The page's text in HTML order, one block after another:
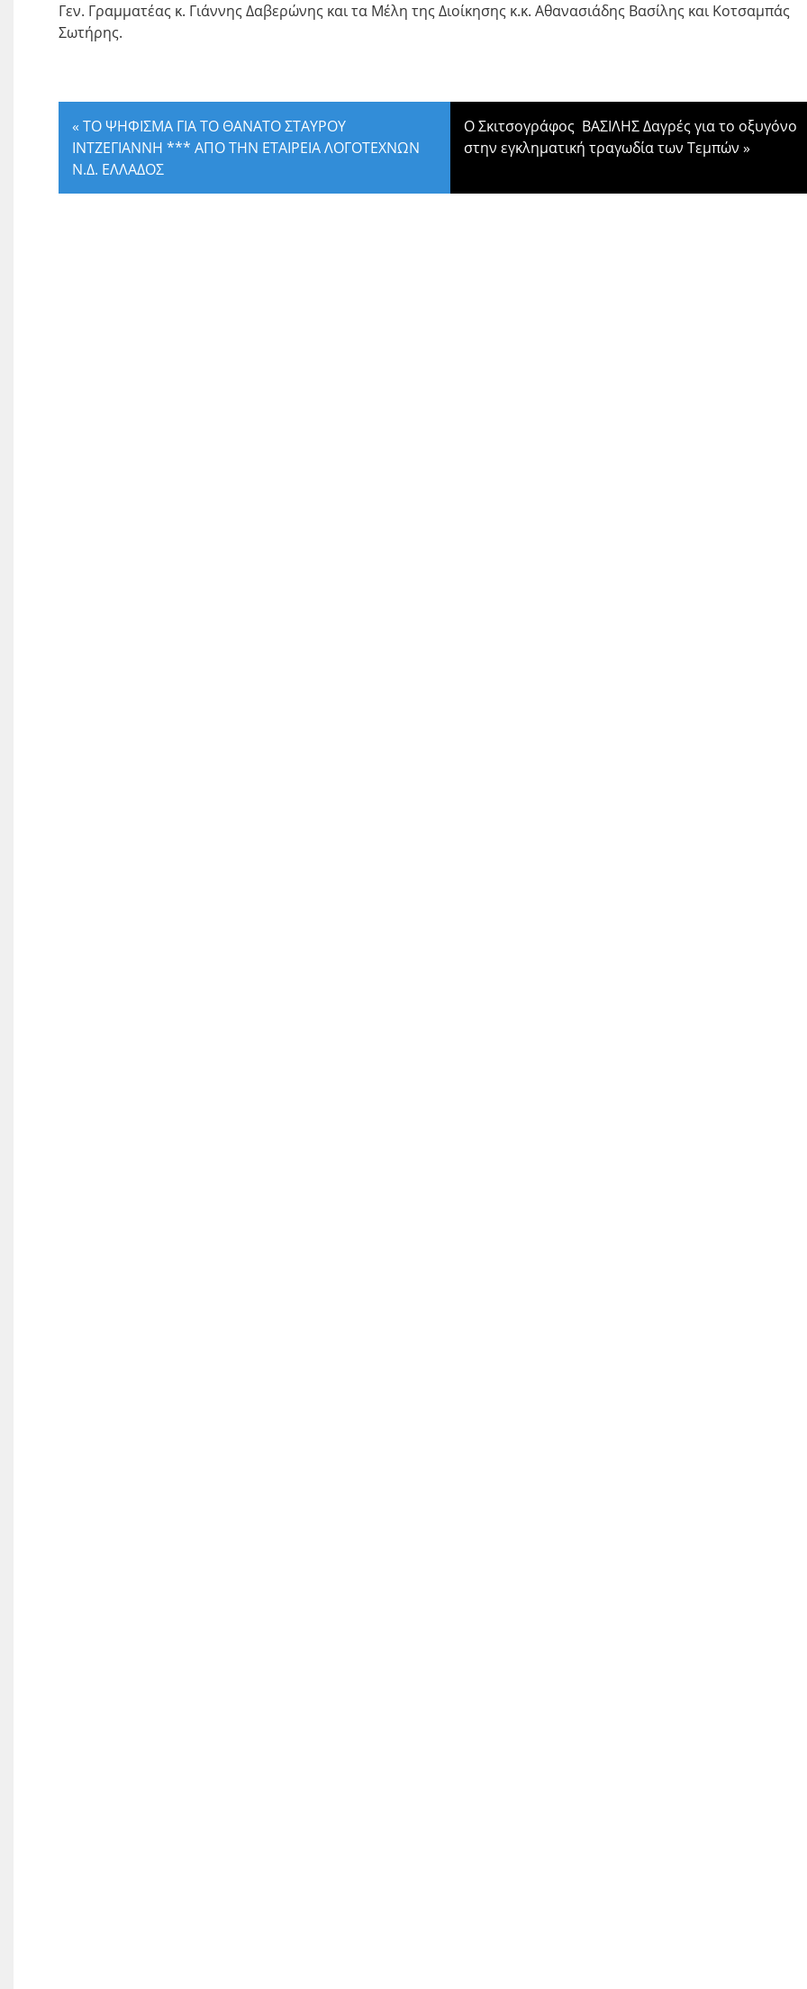
Γεν. Γραμματέας κ. Γιάννης Δαβερώνης και τα Μέλη της Διοίκησης κ.κ. Αθανασιάδης Βασίλης και Κοτσαμπάς
Σωτήρης.
« ΤΟ ΨΗΦΙΣΜΑ ΓΙΑ ΤΟ ΘΑΝΑΤΟ ΣΤΑΥΡΟΥ
ΙΝΤΖΕΓΙΑΝΝΗ *** ΑΠΟ ΤΗΝ ΕΤΑΙΡΕΙΑ ΛΟΓΟΤΕΧΝΩΝ
Ν.Δ. ΕΛΛΑΔΟΣ
Ο Σκιτσογράφος ΒΑΣΙΛΗΣ Δαγρές για το οξυγόνο
στην εγκληματική τραγωδία των Τεμπών »